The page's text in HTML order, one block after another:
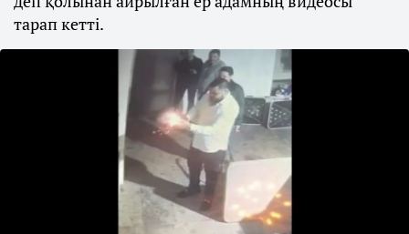
тарап кетті.